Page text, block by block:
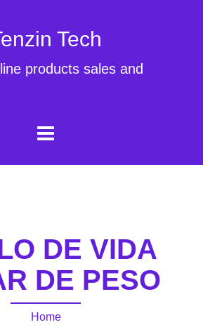
Tech
products sales and
DE VIDA
DE PESO
Home